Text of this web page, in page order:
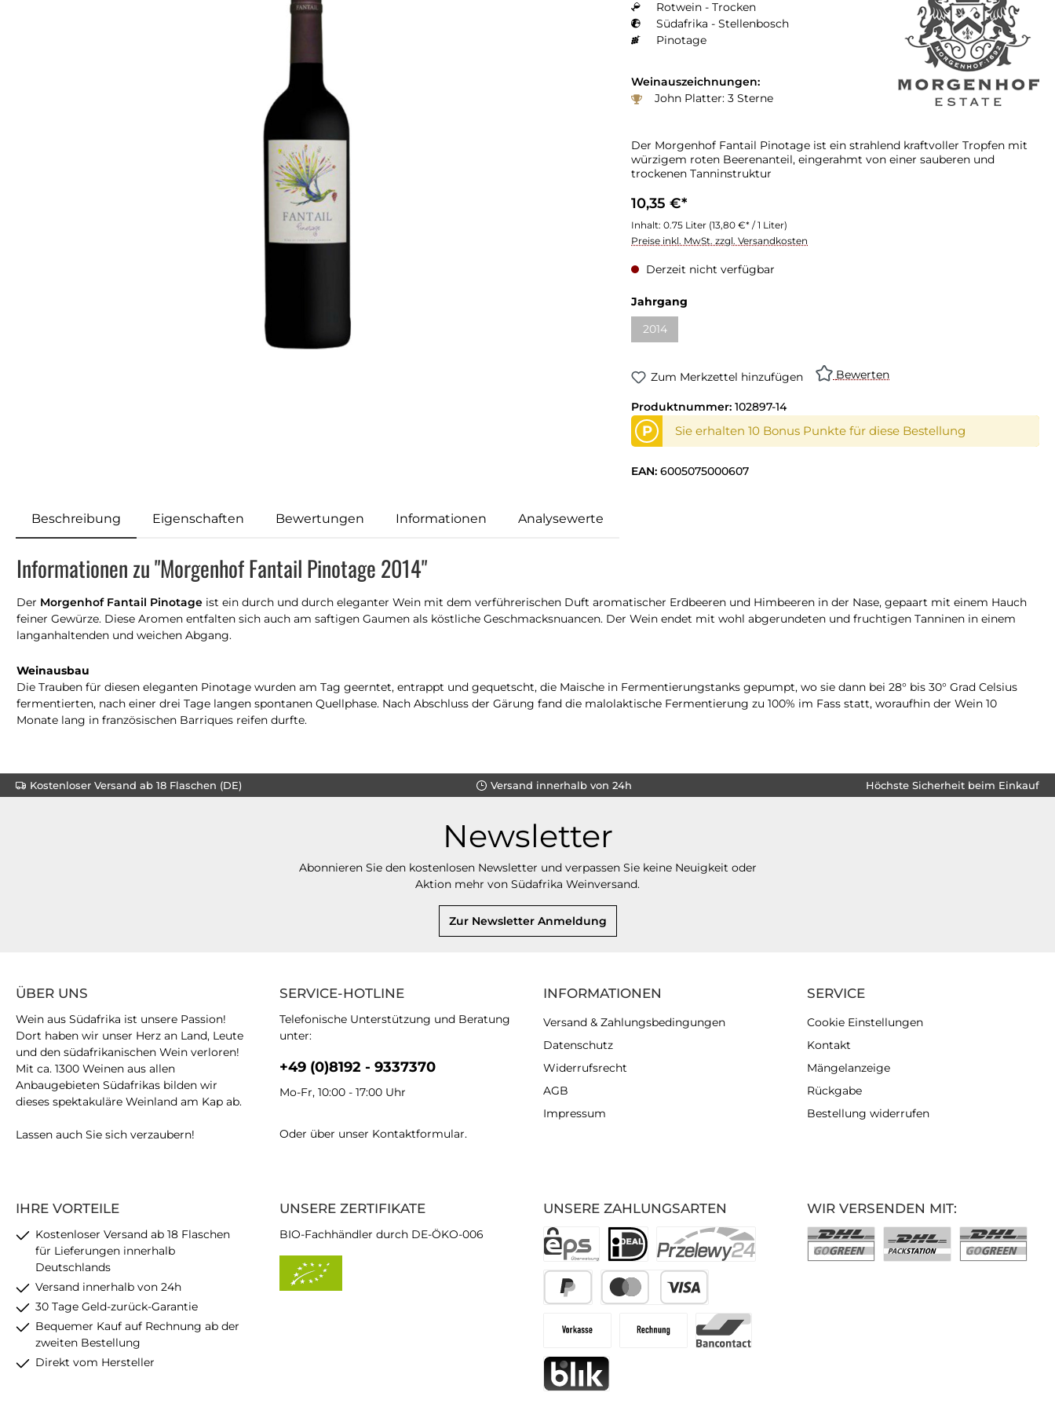
Rotwein - Trocken
Südafrika - Stellenbosch
Pinotage
Weinauszeichnungen:
John Platter: 3 Sterne
Der Morgenhof Fantail Pinotage ist ein strahlend kraftvoller Tropfen mit
würzigem roten Beerenanteil, eingerahmt von einer sauberen und
trockenen Tanninstruktur
10,35 €*
Inhalt: 0.75 Liter (13,80 €* / 1 Liter)
Preise inkl. MwSt. zzgl. Versandkosten
Derzeit nicht verfügbar
Jahrgang
2014
Zum Merkzettel hinzufügen Bewerten
Produktnummer: 102897-14
P Sie erhalten 10 Bonus Punkte für diese Bestellung
EAN: 6005075000607
Beschreibung Eigenschaften Bewertungen Informationen Analysewerte
Informationen zu "Morgenhof Fantail Pinotage 2014"
Der Morgenhof Fantail Pinotage ist ein durch und durch eleganter Wein mit dem verführerischen Duft aromatischer Erdbeeren und Himbeeren in der Nase, gepaart mit einem Hauch
feiner Gewürze. Diese Aromen entfalten sich auch am saftigen Gaumen als köstliche Geschmacksnuancen. Der Wein endet mit wohl abgerundeten und fruchtigen Tanninen in einem
langanhaltenden und weichen Abgang.
Weinausbau
Die Trauben für diesen eleganten Pinotage wurden am Tag geerntet, entrappt und gequetscht, die Maische in Fermentierungstanks gepumpt, wo sie dann bei 28° bis 30° Grad Celsius
fermentierten, nach einer drei Tage langen spontanen Quellphase. Nach Abschluss der Gärung fand die malolaktische Fermentierung zu 100% im Fass statt, woraufhin der Wein 10
Monate lang in französischen Barriques reifen durfte.
Kostenloser Versand ab 18 Flaschen (DE) Versand innerhalb von 24h Höchste Sicherheit beim Einkauf
Newsletter
Abonnieren Sie den kostenlosen Newsletter und verpassen Sie keine Neuigkeit oder
Aktion mehr von Südafrika Weinversand.
Zur Newsletter Anmeldung
SERVICE-HOTLINE
Telefonische Unterstützung und Beratung
unter:
+49 (0)8192 - 9337370
Mo-Fr, 10:00 - 17:00 Uhr
Oder über unser Kontaktformular.
IHRE VORTEILE
Kostenloser Versand ab 18 Flaschen
für Lieferungen innerhalb
Deutschlands
Versand innerhalb von 24h
30 Tage Geld-zurück-Garantie
Bequemer Kauf auf Rechnung ab der
zweiten Bestellung
Direkt vom Hersteller
UNSERE ZAHLUNGSARTEN
ÜBER UNS
Wein aus Südafrika ist unsere Passion!
Dort haben wir unser Herz an Land, Leute
und den südafrikanischen Wein verloren!
Mit ca. 1300 Weinen aus allen
Anbaugebieten Südafrikas bilden wir
dieses spektakuläre Weinland am Kap ab.
Lassen auch Sie sich verzaubern!
UNSERE ZERTIFIKATE
BIO-Fachhändler durch DE-ÖKO-006
INFORMATIONEN
Versand & Zahlungsbedingungen
Datenschutz
Widerrufsrecht
AGB
Impressum
SERVICE
Cookie Einstellungen
Kontakt
Mängelanzeige
Rückgabe
Bestellung widerrufen
WIR VERSENDEN MIT: